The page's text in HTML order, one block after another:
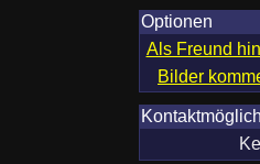
Optionen
Als Freund
Bilder